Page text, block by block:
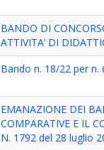
BANDO DI
ATTIVITA’ DI
Bando n. 18/22 per
EMANAZIONE DEI
COMPARATIVE E IL
N. 1792 del 28 luglio